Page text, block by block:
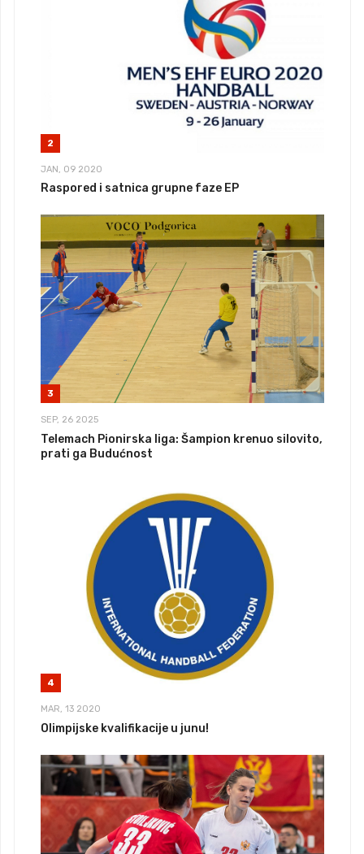
2
JAN, 09 2020
Raspored i satnica grupne faze EP
3
SEP, 26 2025
Telemach Pionirska liga: Šampion krenuo silovito,
prati ga Budućnost
4
MAR, 13 2020
Olimpijske kvalifikacije u junu!